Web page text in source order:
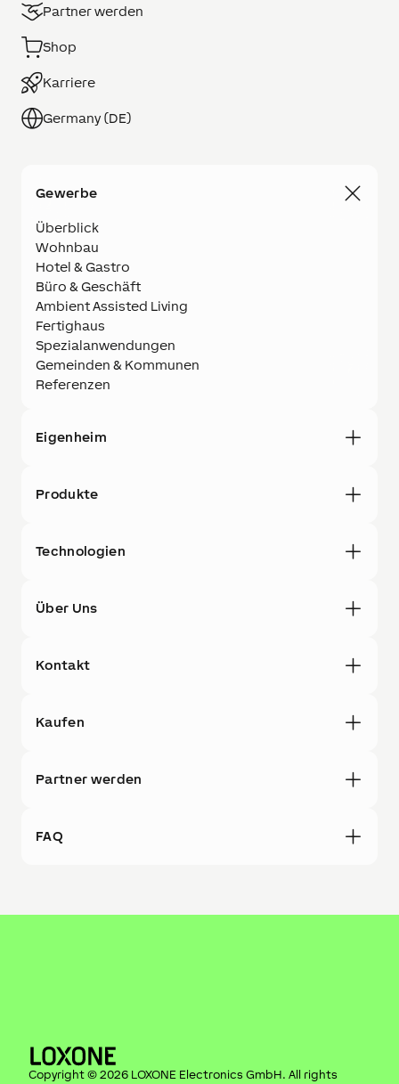
Partner werden
Shop
Karriere
Germany (DE)
Gewerbe
Überblick
Wohnbau
Hotel & Gastro
Büro & Geschäft
Ambient Assisted Living
Fertighaus
Spezialanwendungen
Gemeinden & Kommunen
Referenzen
Eigenheim
Produkte
Technologien
Über Uns
Kontakt
Kaufen
Partner werden
FAQ
Copyright © 2026 LOXONE Electronics GmbH. All rights